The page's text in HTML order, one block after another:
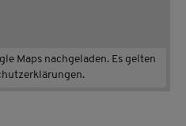
Maps nachgeladen. Es gelten